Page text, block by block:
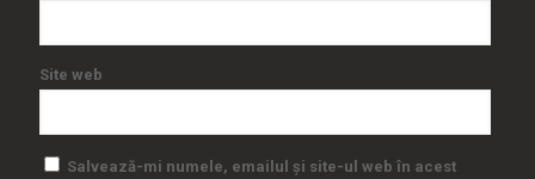
Site web
Salvează-mi numele, emailul și site-ul web în acest